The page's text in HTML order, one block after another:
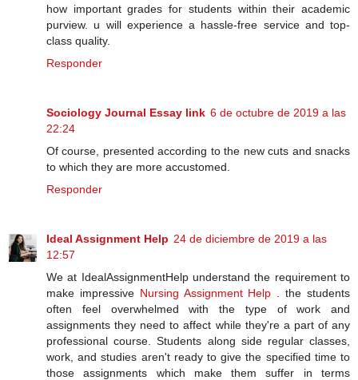
how important grades for students within their academic
purview. u will experience a hassle-free service and top-
class quality.
Responder
Sociology Journal Essay link 6 de octubre de 2019 a las
22:24
Of course, presented according to the new cuts and snacks
to which they are more accustomed.
Responder
Ideal Assignment Help 24 de diciembre de 2019 a las
12:57
We at IdealAssignmentHelp understand the requirement to
make impressive Nursing Assignment Help . the students
often feel overwhelmed with the type of work and
assignments they need to affect while they're a part of any
professional course. Students along side regular classes,
work, and studies aren't ready to give the specified time to
those assignments which make them suffer in terms